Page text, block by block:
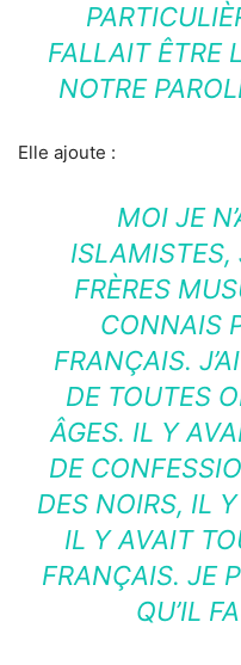
FALLAIT ÊTRE
NOTRE
Elle ajoute :
MOI JE
ISLAMISTES,
FRÈRES
CONNAIS
FRANÇAIS.
DE TOUTES
ÂGES. IL Y
DE
DES NOIRS, IL
IL Y AVAIT
FRANÇAIS. JE
QU’IL